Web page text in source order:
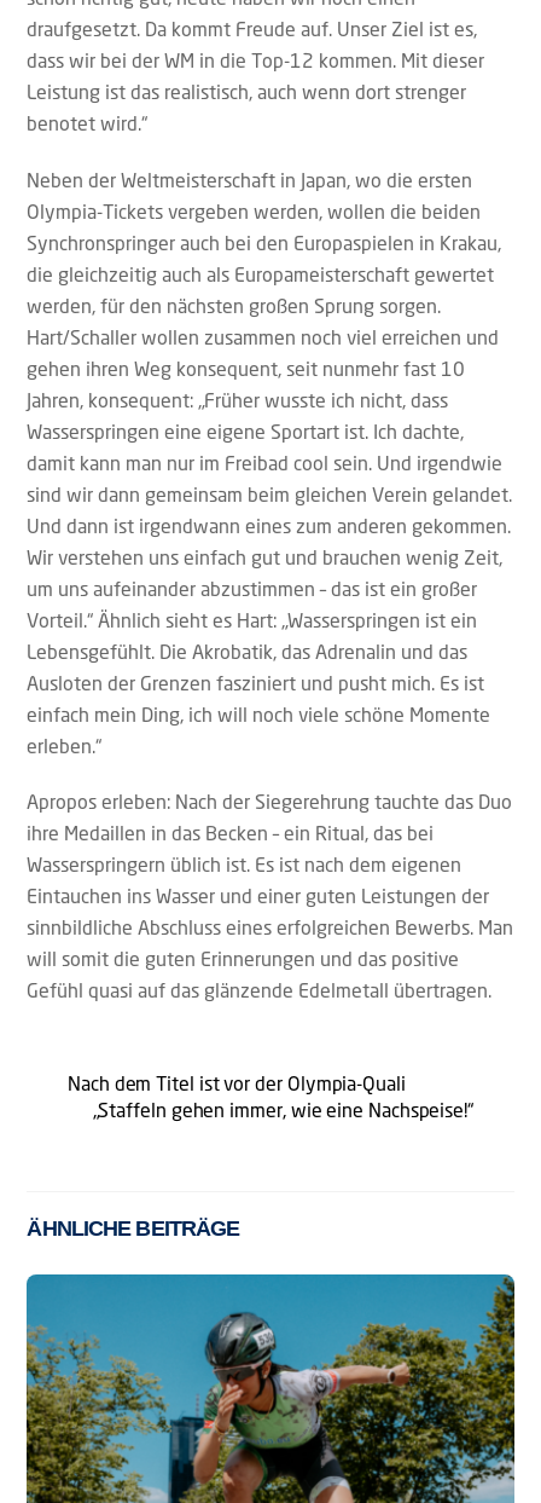
draufgesetzt. Da kommt Freude auf. Unser Ziel ist es,
dass wir bei der WM in die Top-12 kommen. Mit dieser
Leistung ist das realistisch, auch wenn dort strenger
benotet wird.“
Neben der Weltmeisterschaft in Japan, wo die ersten
Olympia-Tickets vergeben werden, wollen die beiden
Synchronspringer auch bei den Europaspielen in Krakau,
die gleichzeitig auch als Europameisterschaft gewertet
werden, für den nächsten großen Sprung sorgen.
Hart/Schaller wollen zusammen noch viel erreichen und
gehen ihren Weg konsequent, seit nunmehr fast 10
Jahren, konsequent: „Früher wusste ich nicht, dass
Wasserspringen eine eigene Sportart ist. Ich dachte,
damit kann man nur im Freibad cool sein. Und irgendwie
sind wir dann gemeinsam beim gleichen Verein gelandet.
Und dann ist irgendwann eines zum anderen gekommen.
Wir verstehen uns einfach gut und brauchen wenig Zeit,
um uns aufeinander abzustimmen – das ist ein großer
Vorteil.“ Ähnlich sieht es Hart: „Wasserspringen ist ein
Lebensgefühlt. Die Akrobatik, das Adrenalin und das
Ausloten der Grenzen fasziniert und pusht mich. Es ist
einfach mein Ding, ich will noch viele schöne Momente
erleben.“
Apropos erleben: Nach der Siegerehrung tauchte das Duo
ihre Medaillen in das Becken – ein Ritual, das bei
Wasserspringern üblich ist. Es ist nach dem eigenen
Eintauchen ins Wasser und einer guten Leistungen der
sinnbildliche Abschluss eines erfolgreichen Bewerbs. Man
will somit die guten Erinnerungen und das positive
Gefühl quasi auf das glänzende Edelmetall übertragen.
Nach dem Titel ist vor der Olympia-Quali
„Staffeln gehen immer, wie eine Nachspeise!“
ÄHNLICHE BEITRÄGE